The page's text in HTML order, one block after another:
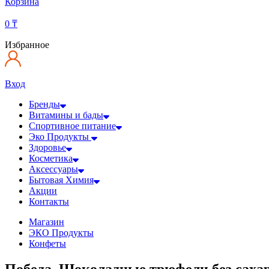
0 ₸
Избранное
Вход
Бренды
Витамины и бады
Спортивное питание
Эко Продукты
Здоровье
Косметика
Аксессуары
Бытовая Химия
Акции
Контакты
Магазин
ЭКО Продукты
Конфеты